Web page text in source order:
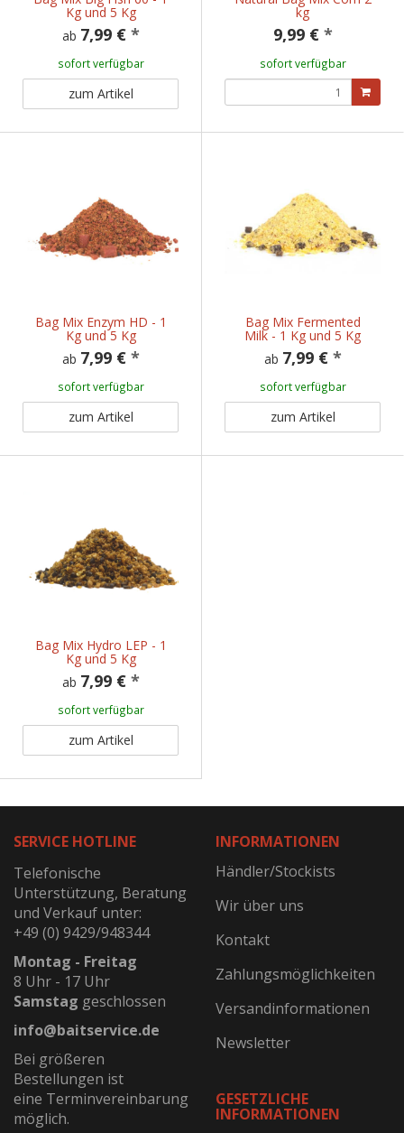
Kg und 5 Kg
ab 7,99 € *
sofort verfügbar
zum Artikel
kg
9,99 € *
sofort verfügbar
Bag Mix Enzym HD - 1
Kg und 5 Kg
ab 7,99 € *
sofort verfügbar
zum Artikel
Bag Mix Fermented
Milk - 1 Kg und 5 Kg
ab 7,99 € *
sofort verfügbar
zum Artikel
Bag Mix Hydro LEP - 1
Kg und 5 Kg
ab 7,99 € *
sofort verfügbar
zum Artikel
SERVICE HOTLINE
Telefonische
Unterstützung, Beratung
und Verkauf unter:
+49 (0) 9429/948344
Montag - Freitag
8 Uhr - 17 Uhr
Samstag geschlossen
info@baitservice.de
Bei größeren
Bestellungen ist
eine Terminvereinbarung
möglich.
INFORMATIONEN
Händler/Stockists
Wir über uns
Kontakt
Zahlungsmöglichkeiten
Versandinformationen
Newsletter
GESETZLICHE
INFORMATIONEN